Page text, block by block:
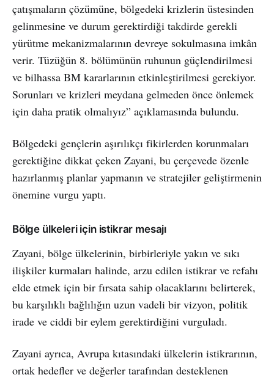
çatışmaların çözümüne, bölgedeki krizlerin üstesinden
gelinmesine ve durum gerektirdiği takdirde gerekli
yürütme mekanizmalarının devreye sokulmasına imkân
verir. Tüzüğün 8. bölümünün ruhunun güçlendirilmesi
ve bilhassa BM kararlarının etkinleştirilmesi gerekiyor.
Sorunları ve krizleri meydana gelmeden önce önlemek
için daha pratik olmalıyız” açıklamasında bulundu.
Bölgedeki gençlerin aşırılıkçı fikirlerden korunmaları
gerektiğine dikkat çeken Zayani, bu çerçevede özenle
hazırlanmış planlar yapmanın ve stratejiler geliştirmenin
önemine vurgu yaptı.
Bölge ülkeleri için istikrar mesajı
Zayani, bölge ülkelerinin, birbirleriyle yakın ve sıkı
ilişkiler kurmaları halinde, arzu edilen istikrar ve refahı
elde etmek için bir fırsata sahip olacaklarını belirterek,
bu karşılıklı bağlılığın uzun vadeli bir vizyon, politik
irade ve ciddi bir eylem gerektirdiğini vurguladı.
Zayani ayrıca, Avrupa kıtasındaki ülkelerin istikrarının,
ortak hedefler ve değerler tarafından desteklenen